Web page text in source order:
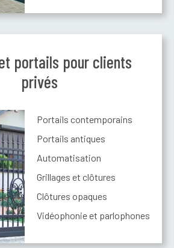
portails pour clients
privés
Portails contemporains
Portails antiques
Automatisation
Grillages et clôtures
Clôtures opaques
Vidéophonie et parlophones